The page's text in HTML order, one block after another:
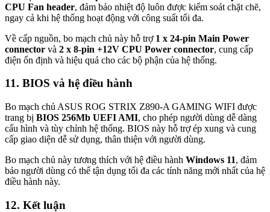
CPU Fan header, đảm bảo nhiệt độ luôn được kiểm soát chặt chẽ,
ngay cả khi hệ thống hoạt động với công suất tối đa.
Về cấp nguồn, bo mạch chủ này hỗ trợ 1 x 24-pin Main Power
connector và 2 x 8-pin +12V CPU Power connector, cung cấp
điện ổn định và hiệu quả cho các bộ phận của hệ thống.
11. BIOS và hệ điều hành
Bo mạch chủ ASUS ROG STRIX Z890-A GAMING WIFI được
trang bị BIOS 256Mb UEFI AMI, cho phép người dùng dễ dàng
cấu hình và tùy chỉnh hệ thống. BIOS này hỗ trợ ép xung và cung
cấp giao diện dễ sử dụng, thân thiện với người dùng.
Bo mạch chủ này tương thích với hệ điều hành Windows 11, đảm
bảo người dùng có thể tận dụng tối đa các tính năng mới nhất của hệ
điều hành này.
12. Kết luận